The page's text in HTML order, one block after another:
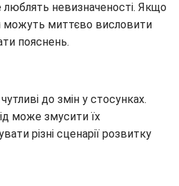
люблять невизначеності. Якщо
можуть миттєво висловити
пояснень.
до змін у стосунках.
може змусити їх
різні сценарії розвитку